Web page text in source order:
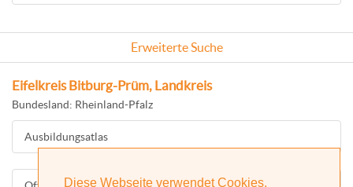
Diese Webseite verwendet Cookies.
Erweiterte Suche
Eifelkreis Bitburg-Prüm, Landkreis
Bundesland: Rheinland-Pfalz
Ausbildungsatlas